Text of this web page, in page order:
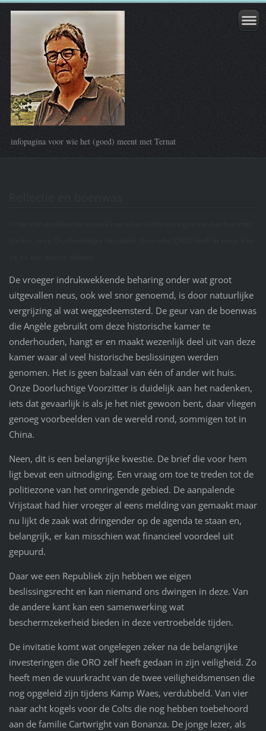
infopagina voor wie het (goed) meent met Ternat
De vroeger indrukwekkende beharing onder wat groot
uitgevallen neus, ook wel snor genoemd, is door natuurlijke
vergrijzing al wat weggedeemsterd. De geur van de boenwas
die Angèle gebruikt om deze historische kamer te
onderhouden, hangt er en maakt wezenlijk deel uit van deze
kamer waar al veel historische beslissingen werden
genomen. Het is geen balzaal van één of ander wit huis.
Onze Doorluchtige Voorzitter is duidelijk aan het nadenken,
iets dat gevaarlijk is als je het niet gewoon bent, daar vliegen
genoeg voorbeelden van de wereld rond, sommigen tot in
China.
Neen, dit is een belangrijke kwestie. De brief die voor hem
ligt bevat een uitnodiging. Een vraag om toe te treden tot de
politiezone van het omringende gebied. De aanpalende
Vrijstaat had hier vroeger al eens melding van gemaakt maar
nu lijkt de zaak wat dringender op de agenda te staan en,
belangrijk, er kan misschien wat financieel voordeel uit
gepuurd.
Daar we een Republiek zijn hebben we eigen
beslissingsrecht en kan niemand ons dwingen in deze. Van
de andere kant kan een samenwerking wat
beschermzekerheid bieden in deze vertroebelde tijden.
De invitatie komt wat ongelegen zeker na de belangrijke
investeringen die ORO zelf heeft gedaan in zijn veiligheid. Zo
heeft men de vuurkracht van de twee veiligheidsmensen die
nog opgeleid zijn tijdens Kamp Waes, verdubbeld. Van vier
naar acht kogels voor de Colts die nog hebben toebehoord
aan de familie Cartwright van Bonanza. De jonge lezer, als